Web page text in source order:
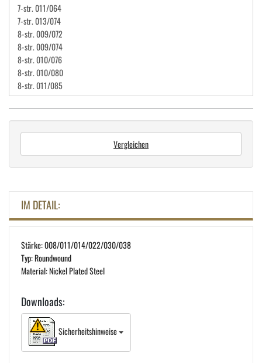
Vergleichen
IM DETAIL:
Stärke: 008/011/014/022/030/038
Typ: Roundwound
Material: Nickel Plated Steel
Downloads:
Sicherheitshinweise